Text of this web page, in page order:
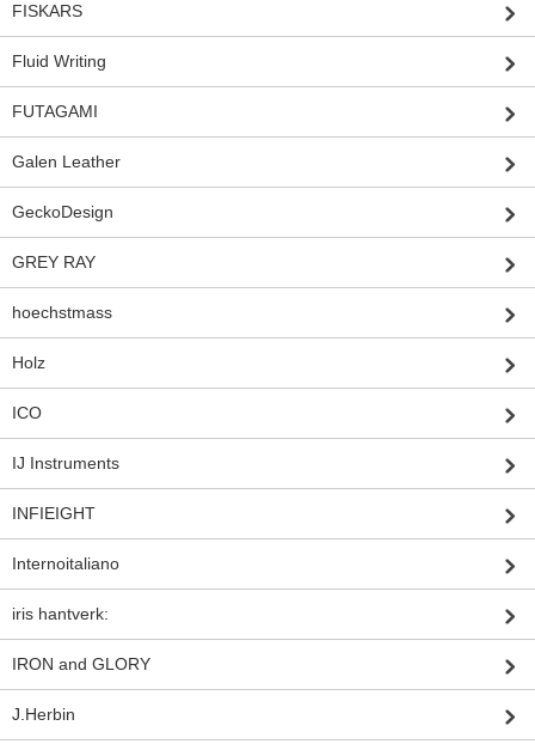
FISKARS
Fluid Writing
FUTAGAMI
Galen Leather
GeckoDesign
GREY RAY
hoechstmass
Holz
ICO
IJ Instruments
INFIEIGHT
Internoitaliano
iris hantverk:
IRON and GLORY
J.Herbin